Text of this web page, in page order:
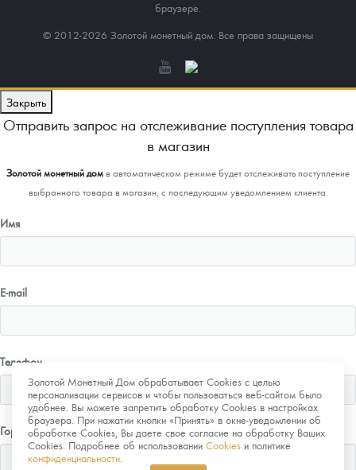
браузере.
© 2012-2026 Золотой монетный дом. Все права защищены
Золотой Монетный Дом обрабатывает Cookies с целью
персонализации сервисов и чтобы пользоваться веб-сайтом было
удобнее. Вы можете запретить обработку Cookies в настройках
браузера. При нажатии кнопки «Принять» в окне-уведомлении об
обработке Cookies, Вы даете свое согласие на обработку Ваших
Cookies. Подробнее об использовании Cookies и политике
конфиденциальности
Закрыть
Отправить запрос на отслеживание поступления товара
в магазин
Золотой монетный домв автоматическом режиме будет отслеживать поступление
выбранного товара в магазин, с последующим уведомлением клиента.
Имя
E-mail
Телефон
Город